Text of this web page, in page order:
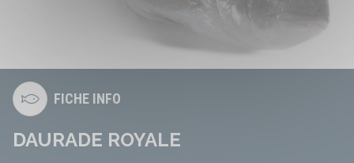
FICHE INFO
DAURADE ROYALE